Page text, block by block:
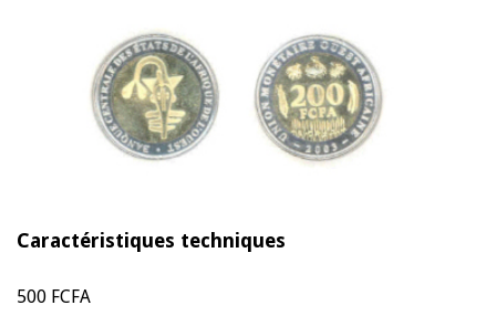
Caractéristiques techniques
500 FCFA